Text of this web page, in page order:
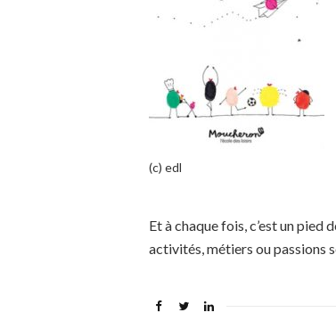
(c) edl
Et à chaque fois, c’est un pied
activités, métiers ou passions